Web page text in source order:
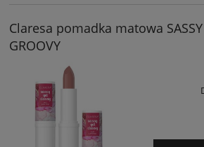
Claresa pomadka matowa SASSY
GROOVY